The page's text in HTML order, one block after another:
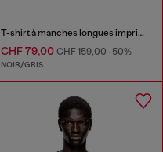
T-shirt à manches longues imprimé graffiti
CHF 79,00CHF 159,00-50%
NOIR/GRIS